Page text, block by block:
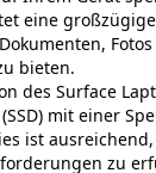
eine
bieten.
des Surface
mit einer
ist
zu